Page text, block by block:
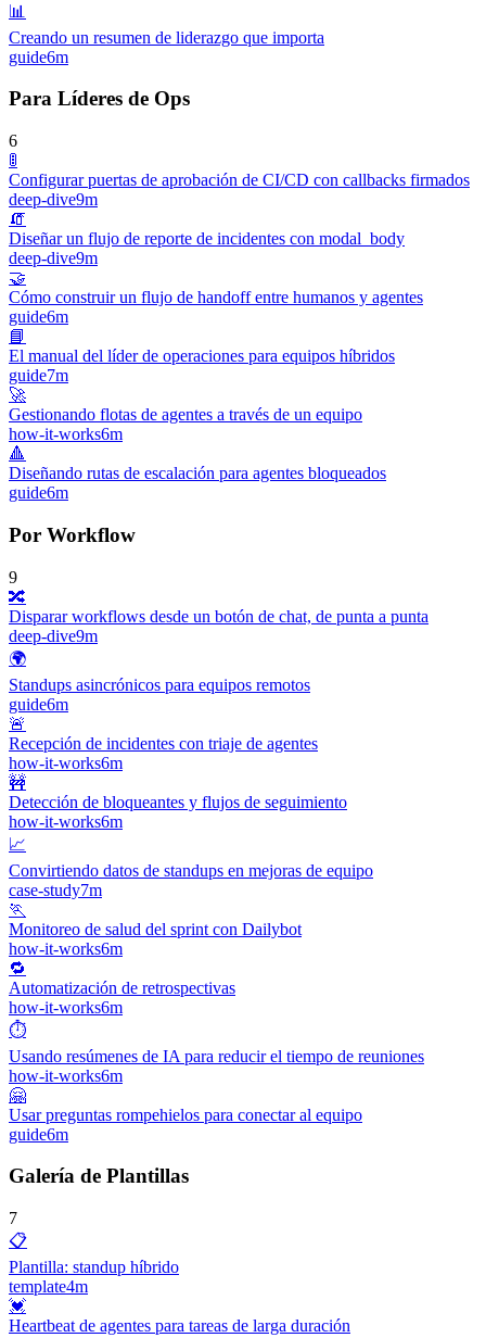
📊
Creando un resumen de liderazgo que importa
guide6m
Para Líderes de Ops
6
🚦
Configurar puertas de aprobación de CI/CD con callbacks firmados
deep-dive9m
🧯
Diseñar un flujo de reporte de incidentes con modal_body
deep-dive9m
🤝
Cómo construir un flujo de handoff entre humanos y agentes
guide6m
📘
El manual del líder de operaciones para equipos híbridos
guide7m
🚀
Gestionando flotas de agentes a través de un equipo
how-it-works6m
🔺
Diseñando rutas de escalación para agentes bloqueados
guide6m
Por Workflow
9
🔀
Disparar workflows desde un botón de chat, de punta a punta
deep-dive9m
🌍
Standups asincrónicos para equipos remotos
guide6m
🚨
Recepción de incidentes con triaje de agentes
how-it-works6m
🚧
Detección de bloqueantes y flujos de seguimiento
how-it-works6m
📈
Convirtiendo datos de standups en mejoras de equipo
case-study7m
🏃
Monitoreo de salud del sprint con Dailybot
how-it-works6m
🔁
Automatización de retrospectivas
how-it-works6m
⏱️
Usando resúmenes de IA para reducir el tiempo de reuniones
how-it-works6m
🤗
Usar preguntas rompehielos para conectar al equipo
guide6m
Galería de Plantillas
7
📋
Plantilla: standup híbrido
template4m
💓
Heartbeat de agentes para tareas de larga duración